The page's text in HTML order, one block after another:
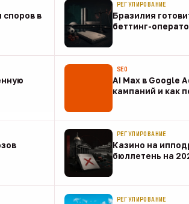
споров в
РЕГУЛИРОВАНИЕ
Бразилия
беттинг-
07 авг
SEO
AI Max в Google
кампаний и как
07 авг
РЕГУЛИРОВАНИЕ
Казино на
бюллетень на
07 авг
РЕГУЛИРОВАНИЕ